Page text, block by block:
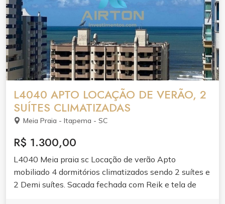
L4040 APTO LOCAÇÃO DE VERÃO, 2
SUÍTES CLIMATIZADAS
Meia Praia - Itapema - SC
R$ 1.300,00
L4040 Meia praia sc Locação de verão Apto
mobiliado 4 dormitórios climatizados sendo 2 suítes e
2 Demi suítes. Sacada fechada com Reik e tela de